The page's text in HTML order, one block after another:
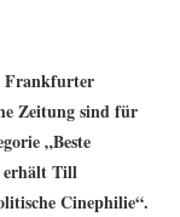
Frankfurter
Zeitung sind für
„Beste
erhält Till
Cinephilie“.